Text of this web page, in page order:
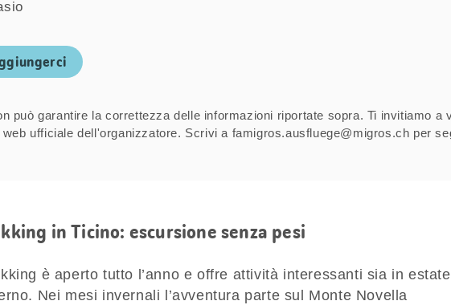
può garantire la correttezza delle informazioni riportate sopra. Ti invitiamo
ufficiale dell'organizzatore. Scrivi a famigros.ausfluege@migros.ch per
in Ticino: escursione senza pesi
è aperto tutto l’anno e offre attività interessanti sia in estate
Nei mesi invernali l’avventura parte sul Monte Novella